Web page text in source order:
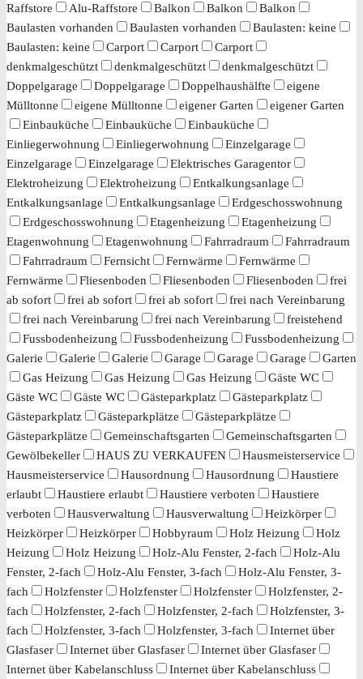
Raffstore
Alu-Raffstore Balkon Balkon
Balkon
Baulasten vorhanden
Baulasten vorhanden
Baulasten: keine
Baulasten: keine
Carport Carport
Carport
denkmalgeschützt
denkmalgeschützt
denkmalgeschützt
Doppelgarage
Doppelgarage Doppelhaushälfte
eigene
Mülltonne
eigene Mülltonne eigener Garten
eigener Garten
Einbauküche
Einbauküche
Einbauküche
Einliegerwohnung
Einliegerwohnung
Einzelgarage
Einzelgarage
Einzelgarage
Elektrisches Garagentor
Elektroheizung
Elektroheizung
Entkalkungsanlage
Entkalkungsanlage
Entkalkungsanlage
Erdgeschosswohnung
Erdgeschosswohnung
Etagenheizung
Etagenheizung
Etagenwohnung
Etagenwohnung Fahrradraum
Fahrradraum
Fahrradraum
Fernsicht Fernwärme
Fernwärme
Fernwärme
Fliesenboden Fliesenboden Fliesenboden
frei
ab sofort
frei ab sofort frei ab sofort
frei nach Vereinbarung
frei nach Vereinbarung
frei nach Vereinbarung
freistehend
Fussbodenheizung
Fussbodenheizung
Fussbodenheizung
Galerie
Galerie Galerie Garage Garage Garage
Garten
Gas Heizung
Gas Heizung Gas Heizung
Gäste WC
Gäste WC
Gäste WC Gästeparkplatz
Gästeparkplatz
Gästeparkplatz
Gästeparkplätze
Gästeparkplätze
Gästeparkplätze
Gemeinschaftsgarten
Gemeinschaftsgarten
Gewölbekeller
HAUS ZU VERKAUFEN
Hausmeisterservice
Hausmeisterservice
Hausordnung Hausordnung
Haustiere
erlaubt
Haustiere erlaubt Haustiere verboten
Haustiere
verboten
Hausverwaltung Hausverwaltung
Heizkörper
Heizkörper
Heizkörper Hobbyraum Holz Heizung
Holz
Heizung
Holz Heizung Holz-Alu Fenster, 2-fach
Holz-Alu
Fenster, 2-fach
Holz-Alu Fenster, 3-fach
Holz-Alu Fenster, 3-
fach
Holzfenster Holzfenster Holzfenster
Holzfenster, 2-
fach
Holzfenster, 2-fach Holzfenster, 2-fach
Holzfenster, 3-
fach
Holzfenster, 3-fach Holzfenster, 3-fach
Internet über
Glasfaser
Internet über Glasfaser
Internet über Glasfaser
Internet über Kabelanschluss
Internet über Kabelanschluss